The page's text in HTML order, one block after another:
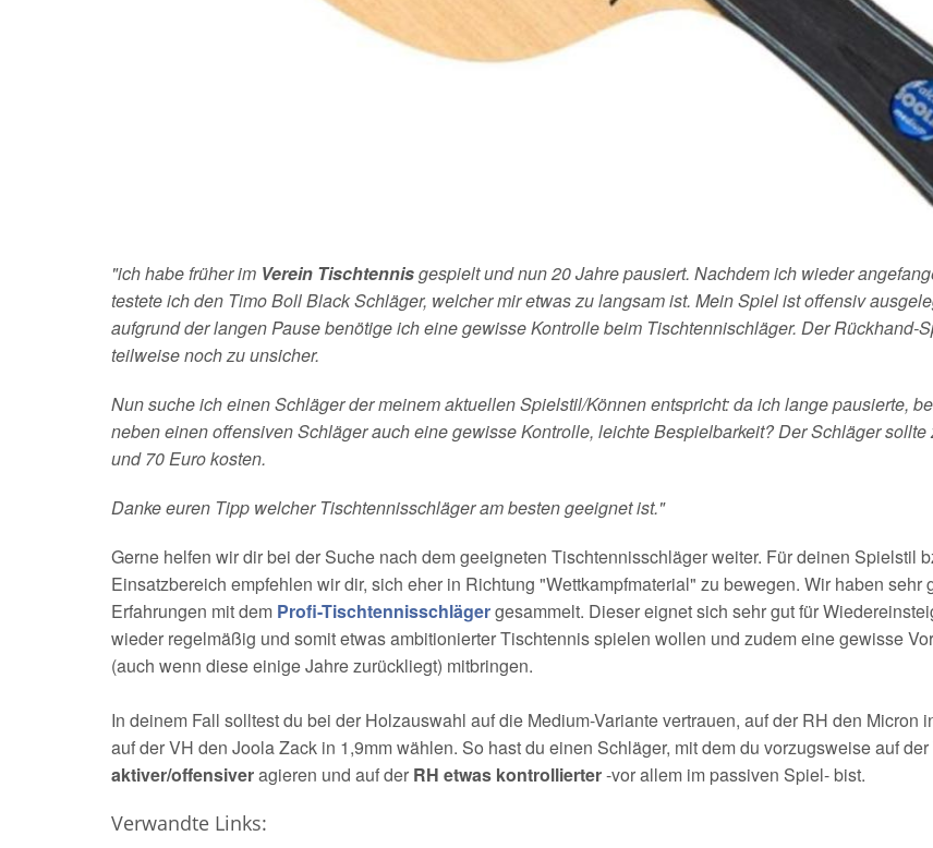
"ich habe früher im Verein Tischtennisgespielt und nun 20 Jahre pausiert. Nachdem ich wieder
testete ich den Timo Boll Black Schläger, welcher mir etwas zu langsam ist. Mein Spiel ist offensiv
aufgrund der langen Pause benötige ich eine gewisse Kontrolle beim Tischtennischläger. Der Rückhand-
teilweise noch zu unsicher.
Nun suche ich einen Schläger der meinem aktuellen Spielstil/Können entspricht: da ich lange pausierte,
neben einen offensiven Schläger auch eine gewisse Kontrolle, leichte Bespielbarkeit? Der Schläger
und 70 Euro kosten.
Danke euren Tipp welcher Tischtennisschläger am besten geeignet ist."
Gerne helfen wir dir bei der Suche nach dem geeigneten Tischtennisschläger weiter. Für deinen Spielstil
Einsatzbereich empfehlen wir dir, sich eher in Richtung "Wettkampfmaterial" zu bewegen. Wir haben sehr
Erfahrungen mit dem Profi-Tischtennisschlägergesammelt. Dieser eignet sich sehr gut für
wieder regelmäßig und somit etwas ambitionierter Tischtennis spielen wollen und zudem eine gewisse
(auch wenn diese einige Jahre zurückliegt) mitbringen.
In deinem Fall solltest du bei der Holzauswahl auf die Medium-Variante vertrauen, auf der RH den Micron
auf der VH den Joola Zack in 1,9mm wählen. So hast du einen Schläger, mit dem du vorzugsweise auf der
aktiver/offensiveragieren und auf der RH etwas kontrollierter-vor allem im passiven Spiel- bist.
Verwandte Links: